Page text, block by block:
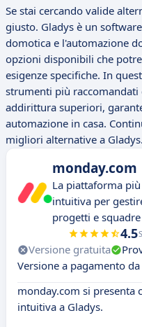
Se stai cercando valide
giusto. Gladys è un
domotica e l'automazione
opzioni disponibili che
esigenze specifiche. In
strumenti più
addirittura superiori,
automazione in casa.
migliori alternative a Gladys.
monday.com
La piattaforma più
intuitiva per
progetti e squadre
4.5
Versione gratuita
Versione a pagamento da
monday.com si presenta
intuitiva a Gladys.